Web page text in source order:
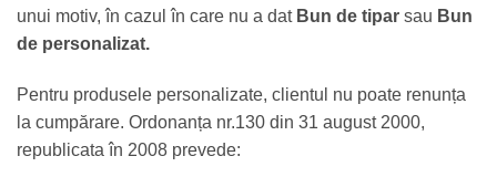
unui motiv, în cazul în care nu a dat Bun de tipar sau Bun
de personalizat.
Pentru produsele personalizate, clientul nu poate renunța
la cumpărare. Ordonanța nr.130 din 31 august 2000,
republicata în 2008 prevede: